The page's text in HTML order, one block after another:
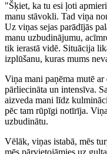
"Šķiet, ka tu esi ļoti
manu stāvokli. Tad viņa
Uz viņas sejas parādījās
manu uzbudinājumu,
tik ierastā vidē. Situācija
izplūšanu, kuras mums
Viņa mani paņēma mutē
pārliecināta un intensīva.
aizveda mani līdz
pēc tam rūpīgi notīrīja.
uzbudinātu.
Vēlāk, viņas istabā, mēs